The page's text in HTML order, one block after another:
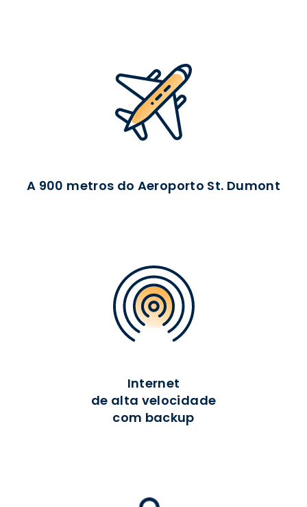
A 900 metros do Aeroporto St. Dumont
Internet
de alta velocidade
com backup